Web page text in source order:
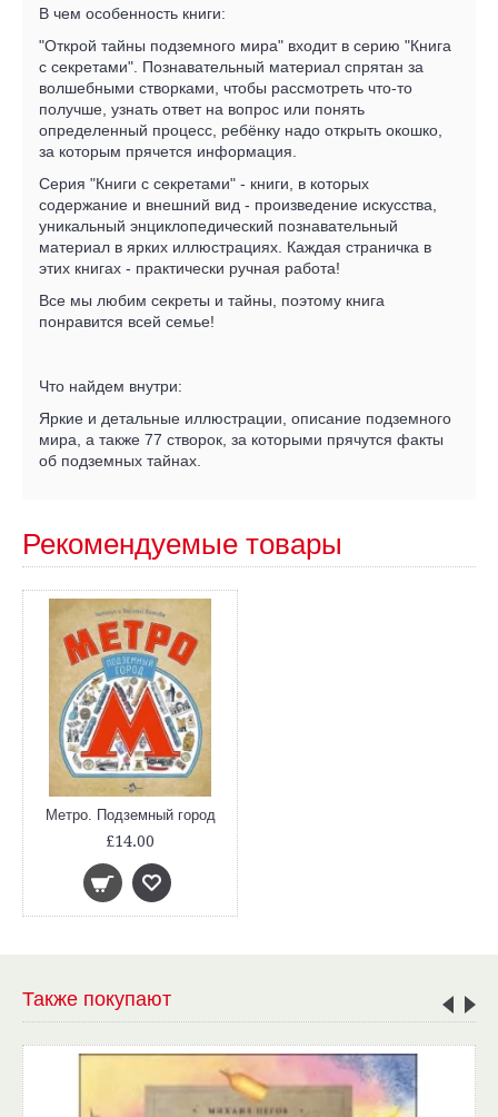
В чем особенность книги:
"Открой тайны подземного мира" входит в серию "Книга
с секретами". Познавательный материал спрятан за
волшебными створками, чтобы рассмотреть что-то
получше, узнать ответ на вопрос или понять
определенный процесс, ребёнку надо открыть окошко,
за которым прячется информация.
Серия "Книги с секретами" - книги, в которых
содержание и внешний вид - произведение искусства,
уникальный энциклопедический познавательный
материал в ярких иллюстрациях. Каждая страничка в
этих книгах - практически ручная работа!
Все мы любим секреты и тайны, поэтому книга
понравится всей семье!
Что найдем внутри:
Яркие и детальные иллюстрации, описание подземного
мира, а также 77 створок, за которыми прячутся факты
об подземных тайнах.
Рекомендуемые товары
Метро. Подземный город
£14.00
Также покупают